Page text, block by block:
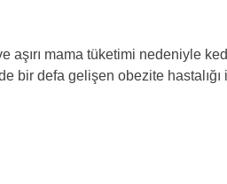
aşırı mama tüketimi nedeniyle
bir defa gelişen obezite